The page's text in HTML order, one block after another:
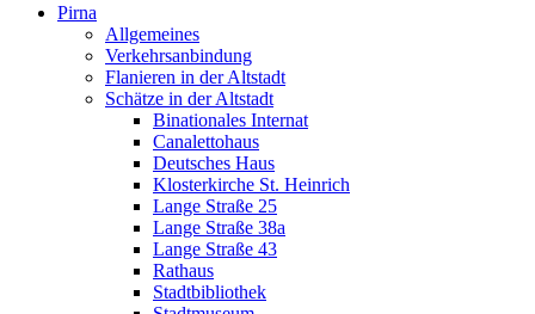
Pirna
Allgemeines
Verkehrsanbindung
Flanieren in der Altstadt
Schätze in der Altstadt
Binationales Internat
Canalettohaus
Deutsches Haus
Klosterkirche St. Heinrich
Lange Straße 25
Lange Straße 38a
Lange Straße 43
Rathaus
Stadtbibliothek